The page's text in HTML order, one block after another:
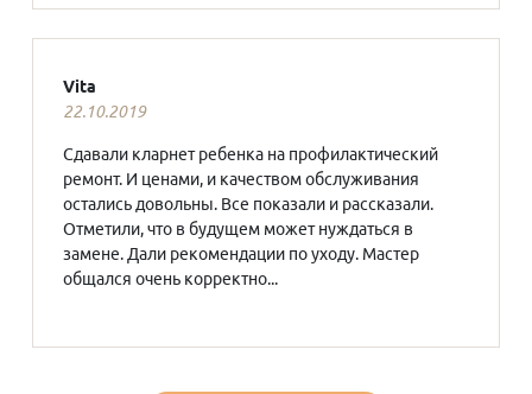
Vita
22.10.2019
Сдавали кларнет ребенка на профилактический
ремонт. И ценами, и качеством обслуживания
остались довольны. Все показали и рассказали.
Отметили, что в будущем может нуждаться в
замене. Дали рекомендации по уходу. Мастер
общался очень корректно...